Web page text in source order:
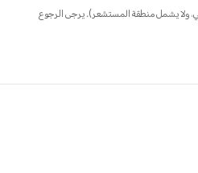
ولا يشمل منطقة المستشعر). يرجى الرجوع